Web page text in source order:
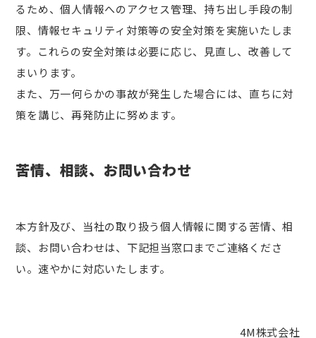
るため、個人情報へのアクセス管理、持ち出し手段の制
限、情報セキュリティ対策等の安全対策を実施いたしま
す。これらの安全対策は必要に応じ、見直し、改善して
まいります。
また、万一何らかの事故が発生した場合には、直ちに対
策を講じ、再発防止に努めます。
苦情、相談、お問い合わせ
本方針及び、当社の取り扱う個人情報に関する苦情、相
談、お問い合わせは、下記担当窓口までご連絡くださ
い。速やかに対応いたします。
4M株式会社